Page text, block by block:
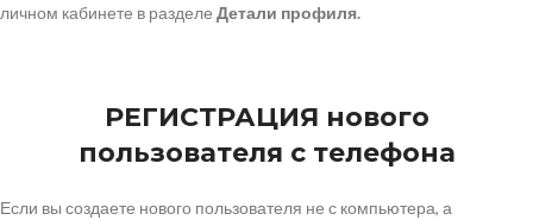
личном кабинете в разделе Детали профиля.
РЕГИСТРАЦИЯ нового
пользователя с телефона
Если вы создаете нового пользователя не с компьютера, а